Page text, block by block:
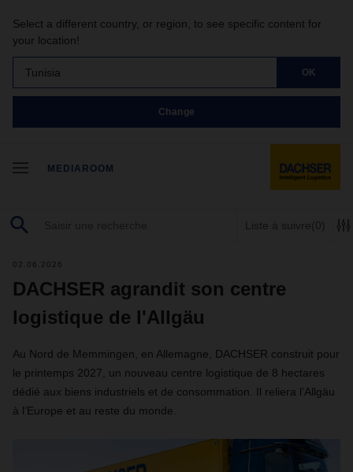
Select a different country, or region, to see specific content for
your location!
Tunisia OK
Change
MEDIAROOM
Liste à suivre(0)
02.06.2026
DACHSER agrandit son centre
logistique de l'Allgäu
Au Nord de Memmingen, en Allemagne, DACHSER construit pour
le printemps 2027, un nouveau centre logistique de 8 hectares
dédié aux biens industriels et de consommation. Il reliera l’Allgäu
à l’Europe et au reste du monde.